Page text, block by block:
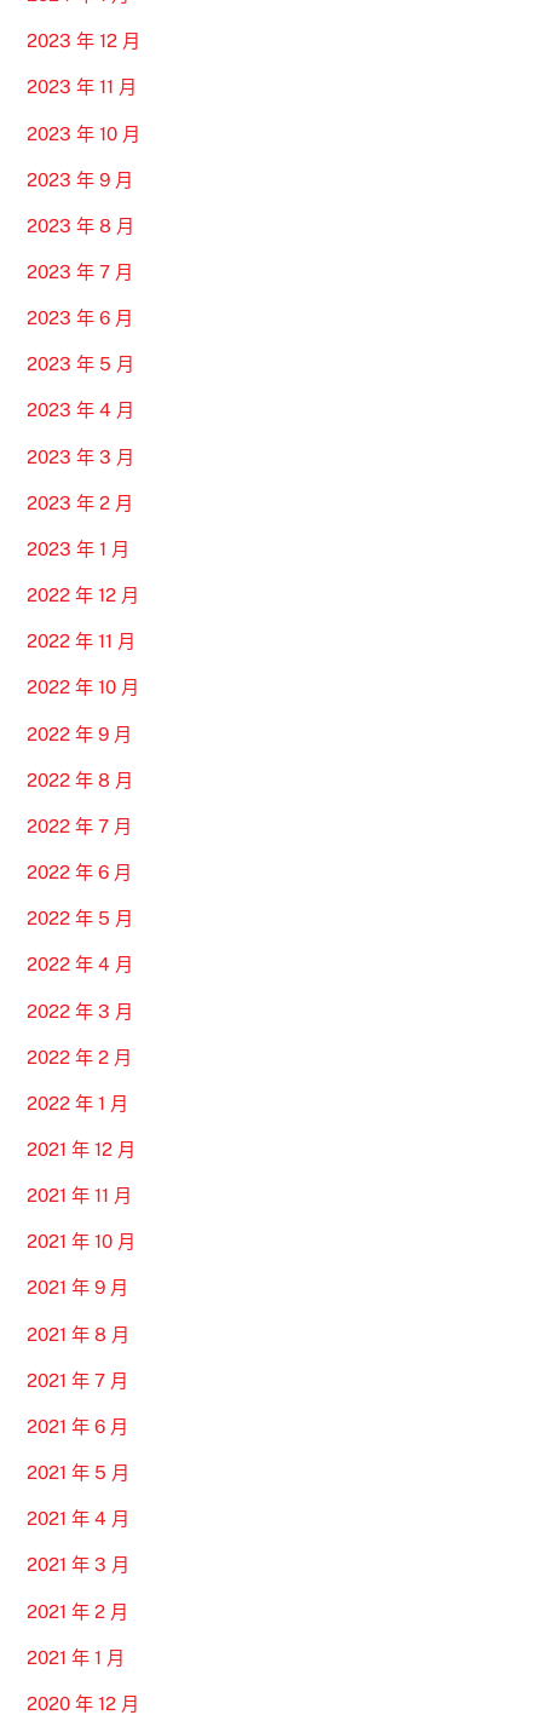
2023 年 12 月
2023 年 11 月
2023 年 10 月
2023 年 9 月
2023 年 8 月
2023 年 7 月
2023 年 6 月
2023 年 5 月
2023 年 4 月
2023 年 3 月
2023 年 2 月
2023 年 1 月
2022 年 12 月
2022 年 11 月
2022 年 10 月
2022 年 9 月
2022 年 8 月
2022 年 7 月
2022 年 6 月
2022 年 5 月
2022 年 4 月
2022 年 3 月
2022 年 2 月
2022 年 1 月
2021 年 12 月
2021 年 11 月
2021 年 10 月
2021 年 9 月
2021 年 8 月
2021 年 7 月
2021 年 6 月
2021 年 5 月
2021 年 4 月
2021 年 3 月
2021 年 2 月
2021 年 1 月
2020 年 12 月